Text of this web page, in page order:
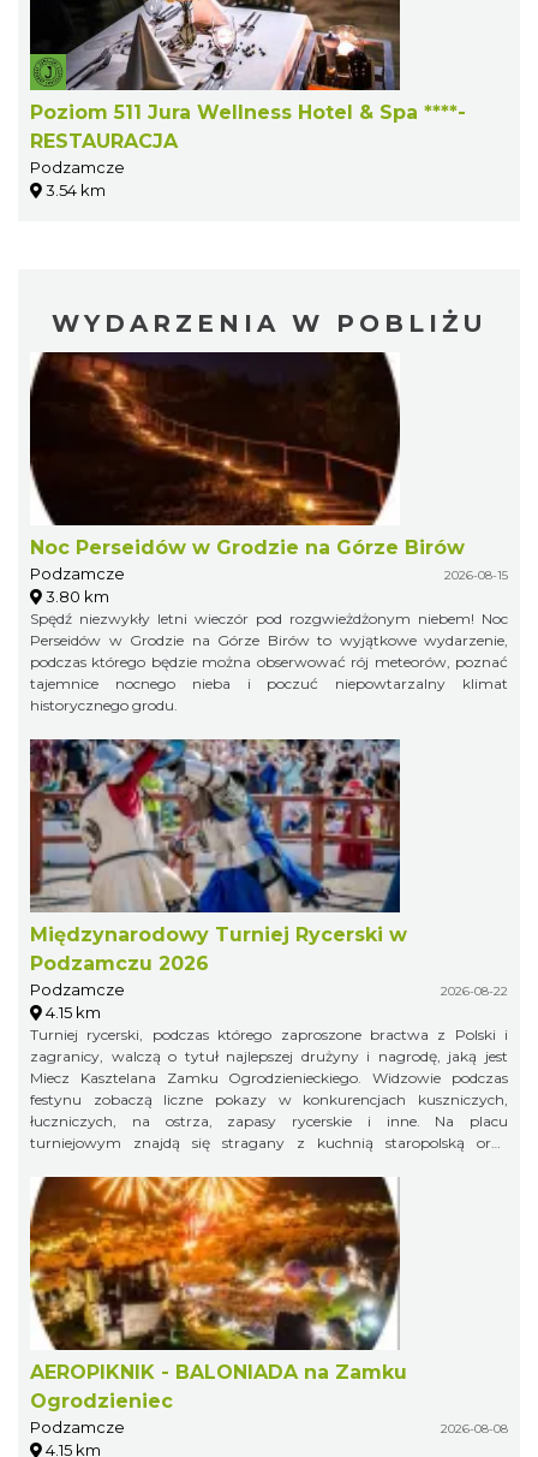
Poziom 511 Jura Wellness Hotel & Spa ****-
RESTAURACJA
Podzamcze
3.54 km
WYDARZENIA W POBLIŻU
Noc Perseidów w Grodzie na Górze Birów
Podzamcze 2026-08-15
3.80 km
Spędź niezwykły letni wieczór pod rozgwieżdżonym niebem! Noc
Perseidów w Grodzie na Górze Birów to wyjątkowe wydarzenie,
podczas którego będzie można obserwować rój meteorów, poznać
tajemnice nocnego nieba i poczuć niepowtarzalny klimat
historycznego grodu.
Międzynarodowy Turniej Rycerski w
Podzamczu 2026
Podzamcze 2026-08-22
4.15 km
Turniej rycerski, podczas którego zaproszone bractwa z Polski i
zagranicy, walczą o tytuł najlepszej drużyny i nagrodę, jaką jest
Miecz Kasztelana Zamku Ogrodzienieckiego. Widzowie podczas
festynu zobaczą liczne pokazy w konkurencjach kuszniczych,
łuczniczych, na ostrza, zapasy rycerskie i inne. Na placu
turniejowym znajdą się stragany z kuchnią staropolską oraz
AEROPIKNIK - BALONIADA na Zamku
Ogrodzieniec
Podzamcze 2026-08-08
4.15 km